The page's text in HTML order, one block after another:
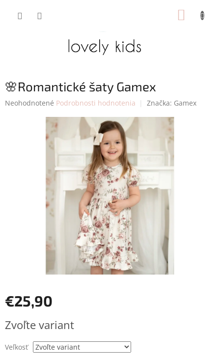
🌸Romantické šaty Gamex
Priemerné
Neohodnotené Podrobnosti hodnotenia Značka: Gamex
€25,90
cena:
Zvoľte variant
Veľkosť